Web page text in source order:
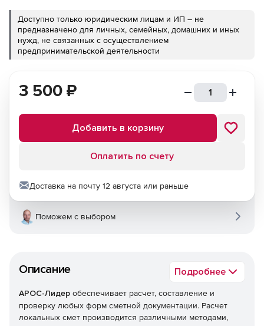
Доступно только юридическим лицам и ИП – не
предназначено для личных, семейных, домашних и иных
нужд, не связанных с осуществлением
предпринимательской деятельности
Описание Подробнее
АРОС-Лидер обеспечивает расчет, составление и
проверку любых форм сметной документации. Расчет
локальных смет производится различными методами,
3 500 ₽
Добавить в корзину
Оплатить по счету
Доставка на почту 12 августа или раньше
Поможем с выбором